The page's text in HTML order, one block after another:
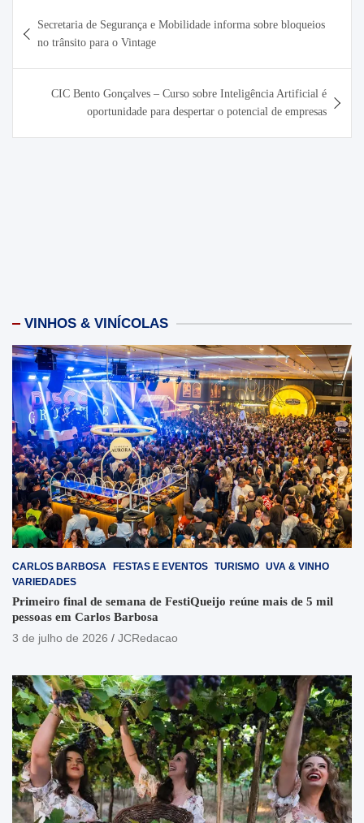
de
Post
Secretaria de Segurança e Mobilidade informa sobre bloqueios
no trânsito para o Vintage
CIC Bento Gonçalves – Curso sobre Inteligência Artificial é
oportunidade para despertar o potencial de empresas
VINHOS & VINÍCOLAS
CARLOS BARBOSA FESTAS E EVENTOS TURISMO UVA & VINHO
VARIEDADES
Primeiro final de semana de FestiQueijo reúne mais de 5 mil
pessoas em Carlos Barbosa
3 de julho de 2026
JCRedacao